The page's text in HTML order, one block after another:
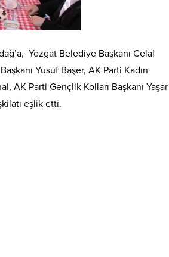
Yozgat Belediye Başkanı Celal
Yusuf Başer, AK Parti Kadın
AK Parti Gençlik Kolları Başkanı Yaşar
eşlik etti.